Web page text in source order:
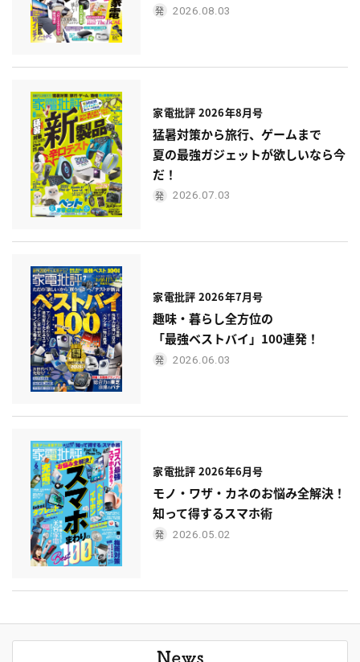
2026.08.03
家電批評 2026年8月号
猛暑対策から旅行、ゲームまで
夏の最強ガジェットが欲しいなら今
だ！
2026.07.03
家電批評 2026年7月号
趣味・暮らし全方位の
「最強ベストバイ」100連発！
2026.06.03
家電批評 2026年6月号
モノ・ワザ・カネのお悩み全解決！
知って得するスマホ術
2026.05.02